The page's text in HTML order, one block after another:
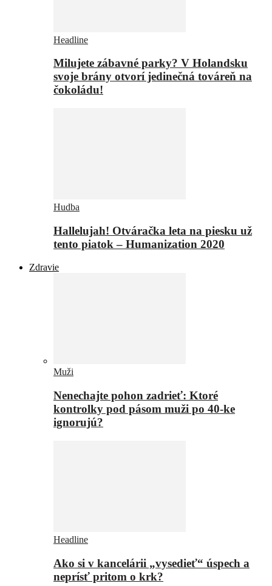
Headline
Milujete zábavné parky? V Holandsku
svoje brány otvorí jedinečná továreň na
čokoládu!
Hudba
Hallelujah! Otváračka leta na piesku už
tento piatok – Humanization 2020
Zdravie
Muži
Nenechajte pohon zadrieť: Ktoré
kontrolky pod pásom muži po 40-ke
ignorujú?
Headline
Ako si v kancelárii „vysedieť“ úspech a
neprísť pritom o krk?